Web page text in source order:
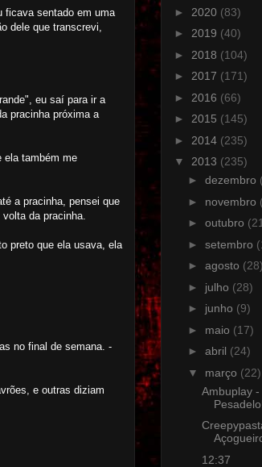
ficava sentado em uma
dele que transcrevi,
eu saí para ir a
pracinha próxima a
ela também me
a pracinha, pensei que
da pracinha.
preto que ela usava, ela
no final de semana. -
e outras diziam
► 2020 (83)
► 2019 (40)
► 2018 (104)
► 2017 (171)
► 2016 (66)
► 2015 (145)
► 2014 (235)
▼ 2013 (235)
► dezembro
► novembro
► outubro
► setembro
► agosto (28)
► julho (28)
► junho (9)
► maio (17)
► abril (24)
▼ março (22)
Ambuplay -
12:37